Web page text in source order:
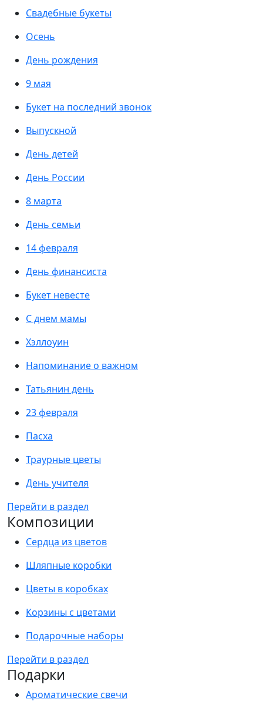
Свадебные букеты
Осень
День рождения
9 мая
Букет на последний звонок
Выпускной
День детей
День России
8 марта
День семьи
14 февраля
День финансиста
Букет невесте
С днем мамы
Хэллоуин
Напоминание о важном
Татьянин день
23 февраля
Пасха
Траурные цветы
День учителя
Перейти в раздел
Композиции
Сердца из цветов
Шляпные коробки
Цветы в коробках
Корзины с цветами
Подарочные наборы
Перейти в раздел
Подарки
Ароматические свечи